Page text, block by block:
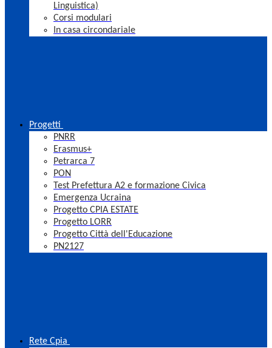
Linguistica)
Corsi modulari
In casa circondariale
Progetti
PNRR
Erasmus+
Petrarca 7
PON
Test Prefettura A2 e formazione Civica
Emergenza Ucraina
Progetto CPIA ESTATE
Progetto LORR
Progetto Città dell'Educazione
PN2127
Rete Cpia